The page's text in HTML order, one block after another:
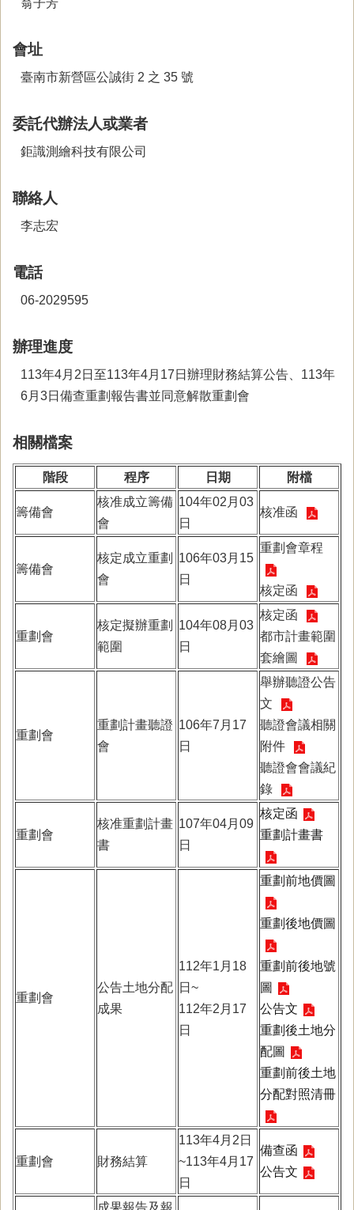
翁子芳
會址
臺南市新營區公誠街 2 之 35 號
委託代辦法人或業者
鉅識測繪科技有限公司
聯絡人
李志宏
電話
06-2029595
辦理進度
113年4月2日至113年4月17日辦理財務結算公告、113年
6月3日備查重劃報告書並同意解散重劃會
相關檔案
階段 程序 日期 附檔
籌備會
核准成立籌備
會
104年02月03
日
核准函
籌備會
核定成立重劃
會
106年03月15
日
重劃會章程
核定函
重劃會
核定擬辦重劃
範圍
104年08月03
日
核定函
都市計畫範圍
套繪圖
重劃會
重劃計畫聽證
會
106年7月17
日
舉辦聽證公告
文
聽證會議相關
附件
聽證會會議紀
錄
重劃會
核准重劃計畫
書
107年04月09
日
核定函
重劃計畫書
重劃會
公告土地分配
成果
112年1月18
日~
112年2月17
日
重劃前地價圖
重劃後地價圖
重劃前後地號
圖
公告文
重劃後土地分
配圖
重劃前後土地
分配對照清冊
重劃會 財務結算
113年4月2日
~113年4月17
日
備查函
公告文
成果報告及報